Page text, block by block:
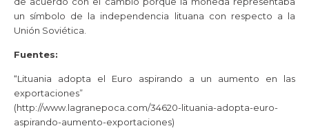
un símbolo de la independencia lituana con respecto a la
Unión Soviética.
Fuentes:
“Lituania adopta el Euro aspirando a un aumento en las
exportaciones”
(http://www.lagranepoca.com/34620-lituania-adopta-euro-
aspirando-aumento-exportaciones)